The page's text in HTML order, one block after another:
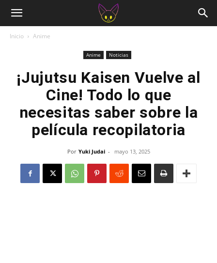
Inicio Anime
Anime Noticias
¡Jujutsu Kaisen Vuelve al
Cine! Todo lo que
necesitas saber sobre la
película recopilatoria
Por Yuki Judai - mayo 13, 2025